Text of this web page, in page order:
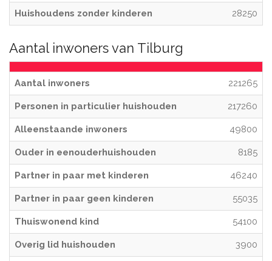
Huishoudens zonder kinderen 28250
Aantal inwoners van Tilburg
Aantal inwoners 221265
Personen in particulier huishouden 217260
Alleenstaande inwoners 49800
Ouder in eenouderhuishouden 8185
Partner in paar met kinderen 46240
Partner in paar geen kinderen 55035
Thuiswonend kind 54100
Overig lid huishouden 3900